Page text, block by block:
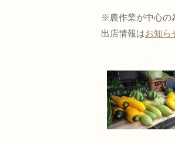
※農作業が中心の
出店情報はお知ら